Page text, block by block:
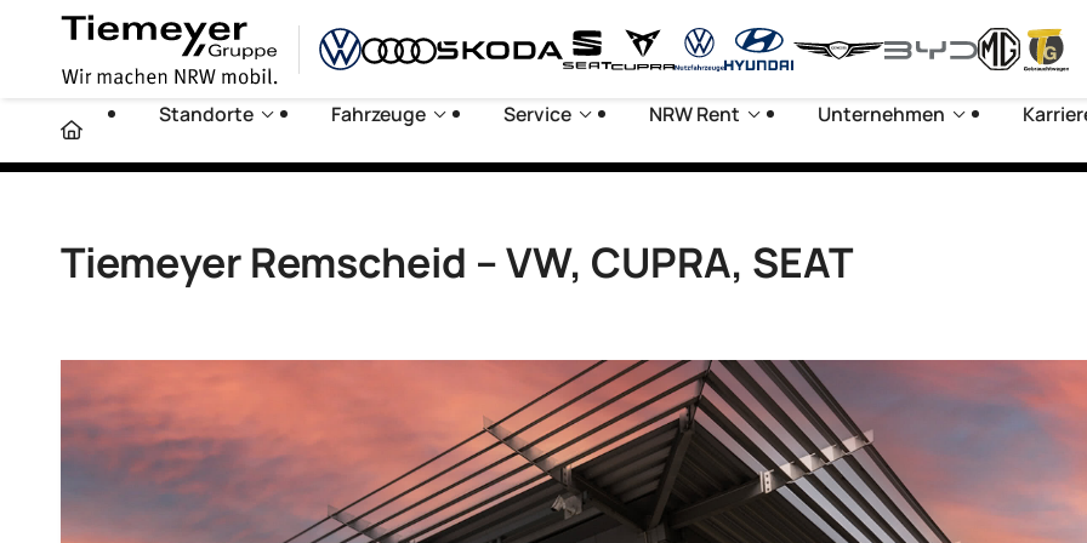
Standorte Fahrzeuge Service NRW Rent Unternehmen
Tiemeyer Remscheid – VW, CUPRA, SEAT